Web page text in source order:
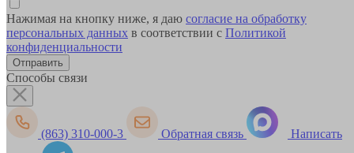
Нажимая на кнопку ниже, я даю согласие на обработку
персональных данных в соответствии с Политикой
конфиденциальности
Способы связи
(863) 310-000-3 Обратная связь Написать